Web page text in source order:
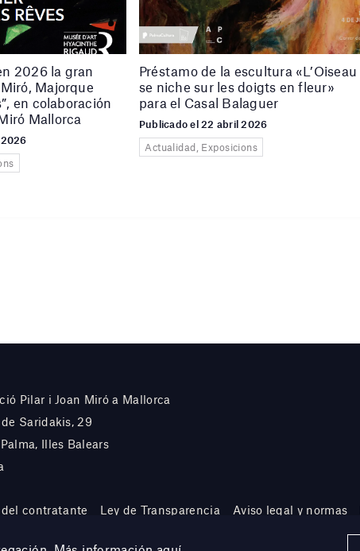
2026 la gran
Majorque
en colaboración
Mallorca
Préstamo de la escultura «L’Oiseau
se niche sur les doigts en fleur»
para el Casal Balaguer
Publicado el 22 abril 2026
Actualidad, Exposicions
Pilar i Joan Miró a Mallorca
Saridakis, 29
Illes Balears
contratante Ley de Transparencia Aviso legal y normas